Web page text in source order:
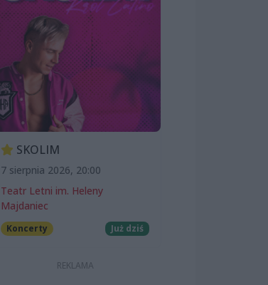
SKOLIM
7 sierpnia 2026, 20:00
Teatr Letni im. Heleny
Majdaniec
Koncerty Już dziś